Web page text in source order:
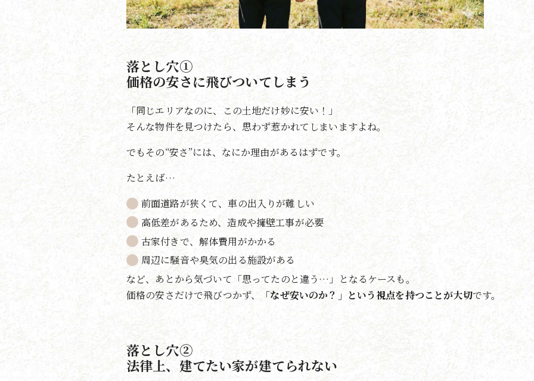
落とし穴①
価格の安さに飛びついてしまう
「同じエリアなのに、この土地だけ妙に安い！」
そんな物件を見つけたら、思わず惹かれてしまいますよね。
でもその“安さ”には、なにか理由があるはずです。
たとえば…
前面道路が狭くて、車の出入りが難しい
高低差があるため、造成や擁壁工事が必要
古家付きで、解体費用がかかる
周辺に騒音や臭気の出る施設がある
など、あとから気づいて「思ってたのと違う…」となるケースも。
価格の安さだけで飛びつかず、
「なぜ安いのか？」という視点を持つことが大切です。
落とし穴②
法律上、建てたい家が建てられない